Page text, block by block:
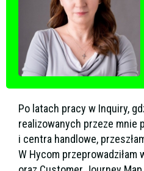
Po latach pracy w Inquiry,
realizowanych przeze mnie
i centra handlowe,
W Hycom przeprowadziłam